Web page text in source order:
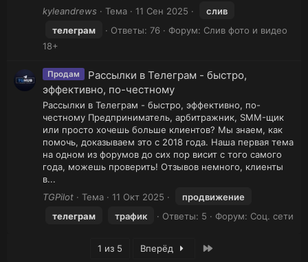
kyleandrews
Тема 11 Сен 2025
слив
телеграм
Ответы: 76 Форум: Слив фото и видео
18+
Продам
Рассылки в Телеграм - быстро,
эффективно, по-честному
Рассылки в Телеграм - быстро, эффективно, по-
честному Предприниматель, арбитражник, SMM-щик
или просто хочешь больше клиентов? Мы знаем, как
помочь, доказываем это с 2018 года. Наша первая тема
на одном из форумов до сих пор висит с того самого
года, можешь проверить! Отзывов немного, клиенты
в...
TGPilot
Тема 11 Окт 2025
продвижение
телеграм
трафик Ответы: 5 Форум: Соц. сети
1 из 5 Вперёд